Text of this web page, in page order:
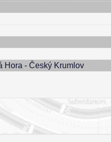
Hora - Český Krumlov